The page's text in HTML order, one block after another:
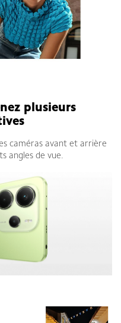
plusieurs
caméras avant et arrière
angles de vue.